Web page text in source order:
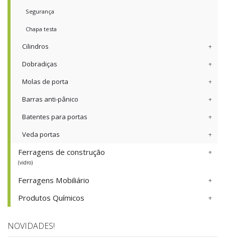
Segurança
Chapa testa
Cilindros
Dobradiças
Molas de porta
Barras anti-pânico
Batentes para portas
Veda portas
Ferragens de construção
(vidro)
Ferragens Mobiliário
Produtos Químicos
NOVIDADES!